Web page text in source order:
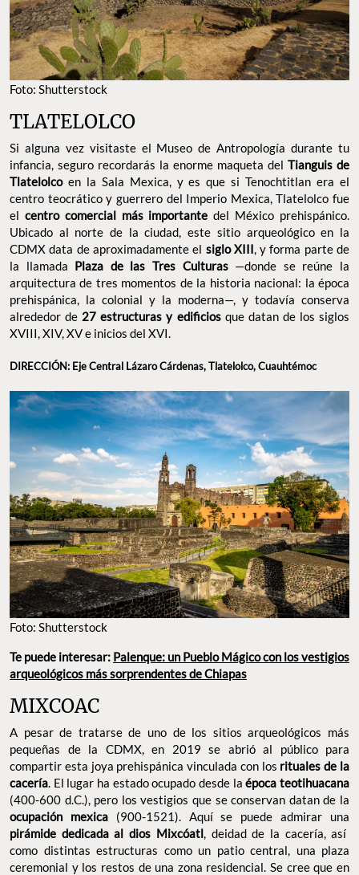
Foto: Shutterstock
TLATELOLCO
Si alguna vez visitaste el Museo de Antropología durante tu
infancia, seguro recordarás la enorme maqueta del Tianguis de
Tlatelolco en la Sala Mexica, y es que si Tenochtitlan era el
centro teocrático y guerrero del Imperio Mexica, Tlatelolco fue
el centro comercial más importante del México prehispánico.
Ubicado al norte de la ciudad, este sitio arqueológico en la
CDMX data de aproximadamente el siglo XIII, y forma parte de
la llamada Plaza de las Tres Culturas—donde se reúne la
arquitectura de tres momentos de la historia nacional: la época
prehispánica, la colonial y la moderna—, y todavía conserva
alrededor de 27 estructuras y edificiosque datan de los siglos
XVIII, XIV, XV e inicios del XVI.
DIRECCIÓN: Eje Central Lázaro Cárdenas, Tlatelolco, Cuauhtémoc
Foto: Shutterstock
Te puede interesar: Palenque: un Pueblo Mágico con los vestigios
arqueológicos más sorprendentes de Chiapas
MIXCOAC
A pesar de tratarse de uno de los sitios arqueológicos más
pequeñas de la CDMX, en 2019 se abrió al público para
compartir esta joya prehispánica vinculada con los rituales de la
cacería. El lugar ha estado ocupado desde laépoca teotihuacana
(400-600 d.C.), pero los vestigios que se conservan datan de la
ocupación mexica(900-1521). Aquí se puede admirar una
pirámide dedicada al dios Mixcóatl, deidad de la cacería, así
como distintas estructuras como un patio central, una plaza
ceremonial y los restos de una zona residencial. Se cree que en